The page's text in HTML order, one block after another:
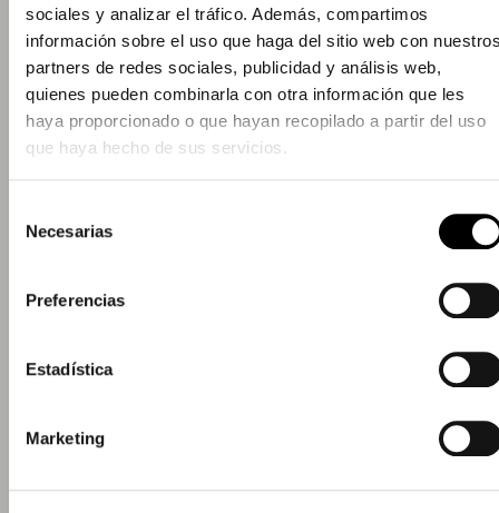
sociales y analizar el tráfico. Además, compartimos
información sobre el uso que haga del sitio web con
partners de redes sociales, publicidad y análisis web,
quienes pueden combinarla con otra información que les
haya proporcionado o que hayan recopilado a partir del uso
que haya hecho de sus servicios.
Necesarias
Preferencias
Estadística
Marketing
organització. Definim escenaris, prioritzem
per impacte i marquem què fer, què no fer i
en quin ordre. Res teòric. Res impossible.
Priorització real
Full de ruta executable
IMPLANTACIÓ
RFPs, selecció de partners, validació
fàbrica. Som direcció.